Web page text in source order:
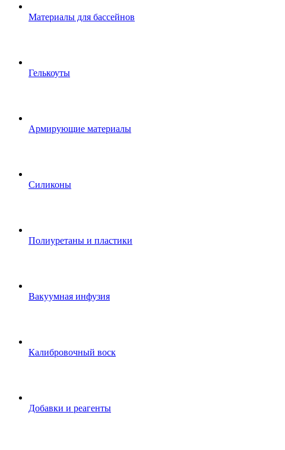
Материалы для бассейнов
Гелькоуты
Армирующие материалы
Силиконы
Полиуретаны и пластики
Вакуумная инфузия
Калибровочный воск
Добавки и реагенты